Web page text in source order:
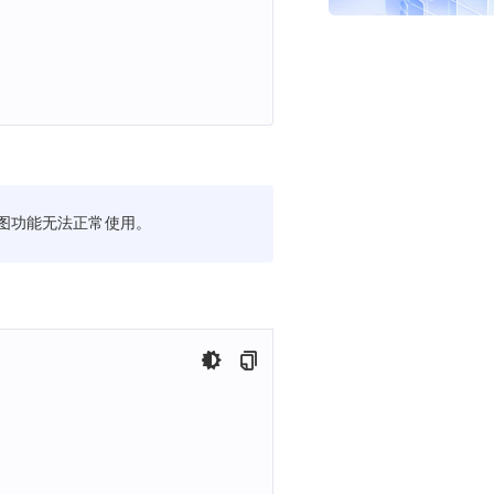
能无法正常使用。